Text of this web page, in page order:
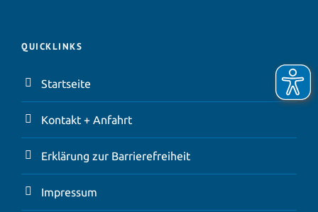
QUICKLINKS
Startseite
Kontakt + Anfahrt
Erklärung zur Barrierefreiheit
Impressum